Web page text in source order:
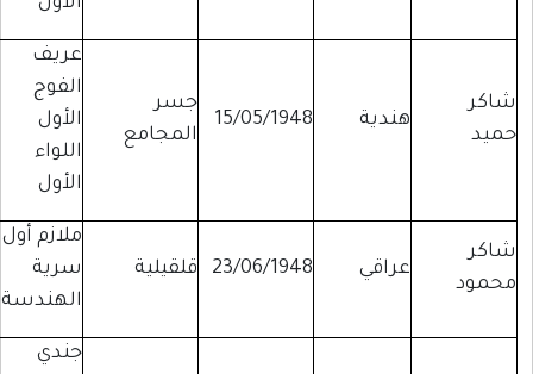
عريف
الفوج
الأول
اللواء
الأول
جسر
المجامع
15/05/1948 هندية
شاكر
حميد
ملازم أول
سرية
الهندسة
قلقيلية 23/06/1948 عراقي
شاكر
محمود
جندي